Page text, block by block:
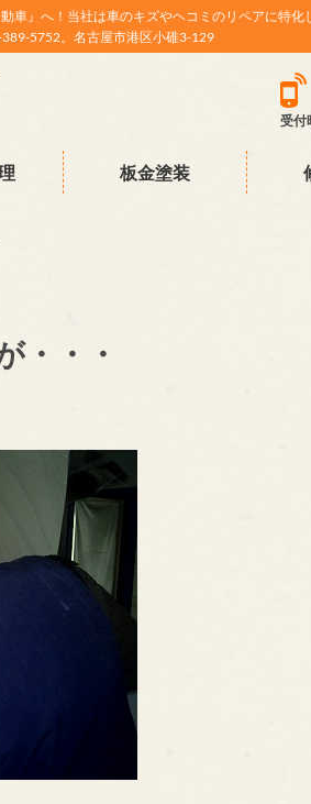
車』へ！当社は車のキズやヘコミのリペアに特
5752。名古屋市港区小碓3-129
受付
板金塗装
・・・